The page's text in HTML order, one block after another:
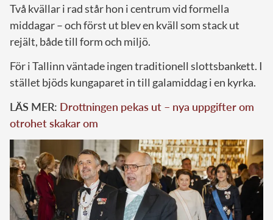
Två kvällar i rad står hon i centrum vid formella
middagar – och först ut blev en kväll som stack ut
rejält, både till form och miljö.
För i Tallinn väntade ingen traditionell slottsbankett. I
stället bjöds kungaparet in till galamiddag i en kyrka.
LÄS MER: Drottningen pekas ut – nya uppgifter om
otrohet skakar om